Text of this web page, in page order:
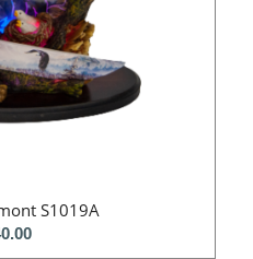
S1019A